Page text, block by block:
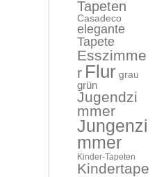
Tapeten
Casadeco
elegante
Tapete
Esszimme
r Flur grau
grün
Jugendzi
mmer
Jungenzi
mmer
Kinder-Tapeten
Kindertape